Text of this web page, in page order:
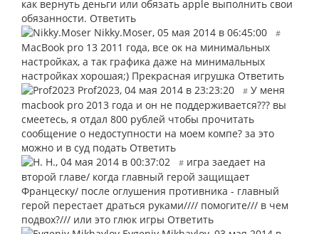
как вернуть деньги или обязать apple выполнить свои
обязанности. Ответить
Nikky.Moser, 05 мая 2014 в 06:45:00 #
MacBook pro 13 2011 года, все ок на минимальных
настройках, а так графика даже на минимальных
настройках хорошая;) Прекрасная игрушка Ответить
Prof2023, 04 мая 2014 в 23:23:20 # У меня
macbook pro 2013 года и он не поддерживается??? вы
смеетесь, я отдал 800 рублей чтобы прочитать
сообщение о недоступности на моем компе? за это
можно и в суд подать Ответить
Н., 04 мая 2014 в 00:37:02 # игра заедает на
второй главе/ когда главный герой защищает
Францеску/ после оглушения противника - главный
герой перестает драться руками//// помогите/// в чем
подвох?/// или это глюк игры Ответить